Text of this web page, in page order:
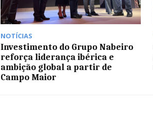
NOTÍCIAS
Investimento do Grupo Nabeiro
reforça liderança ibérica e
ambição global a partir de
Campo Maior